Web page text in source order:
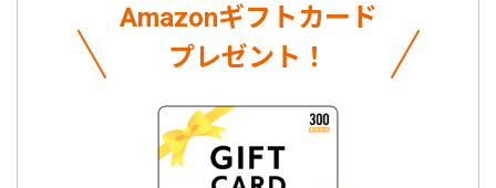
Amazonギフトカード
プレゼント！